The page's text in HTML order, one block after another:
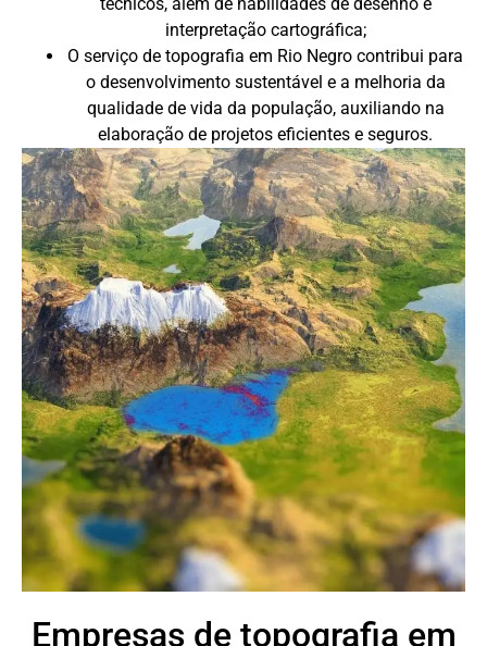
interpretação cartográfica;
O serviço de topografia em Rio Negro contribui para
o desenvolvimento sustentável e a melhoria da
qualidade de vida da população, auxiliando na
elaboração de projetos eficientes e seguros.
Empresas de topografia em